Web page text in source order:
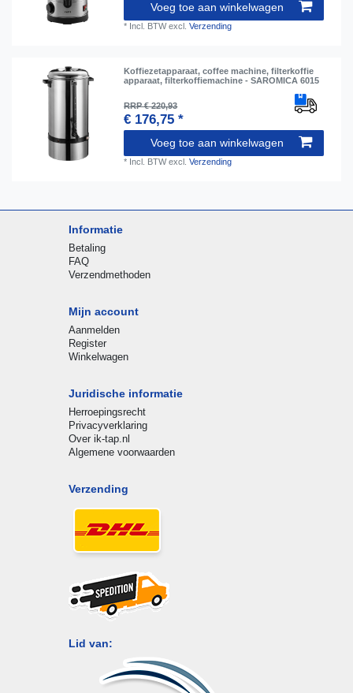
Voeg toe aan winkelwagen
* Incl. BTWexcl.Verzending
Koffiezetapparaat, coffee machine, filterkoffie
apparaat, filterkoffiemachine - SAROMICA 6015
RRP € 220,93
€ 176,75 *
Voeg toe aan winkelwagen
* Incl. BTWexcl.Verzending
Informatie
Betaling
FAQ
Verzendmethoden
Mijn account
Aanmelden
Register
Winkelwagen
Juridische informatie
Herroepingsrecht
Privacyverklaring
Over ik-tap.nl
Algemene voorwaarden
Verzending
Lid van: